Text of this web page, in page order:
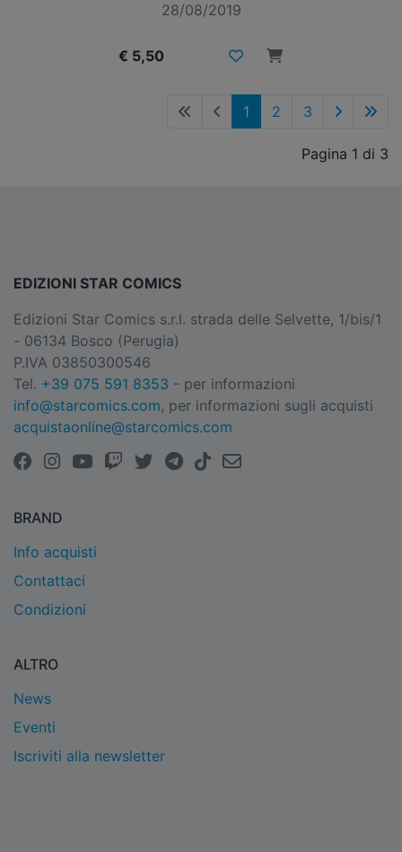
28/08/2019
€ 5,50
1 2 3
Pagina 1 di 3
EDIZIONI STAR COMICS
Edizioni Star Comics s.r.l. strada delle Selvette, 1/bis/1
- 06134 Bosco (Perugia)
P.IVA 03850300546
Tel. +39 075 591 8353 - per informazioni
info@starcomics.com, per informazioni sugli acquisti
acquistaonline@starcomics.com
BRAND
Info acquisti
Contattaci
Condizioni
ALTRO
News
Eventi
Iscriviti alla newsletter